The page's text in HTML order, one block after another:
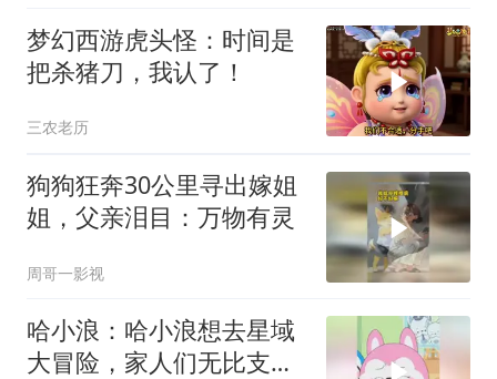
梦幻西游虎头怪：时间是
把杀猪刀，我认了！
三农老历
狗狗狂奔30公里寻出嫁姐
姐，父亲泪目：万物有灵
周哥一影视
哈小浪：哈小浪想去星域
大冒险，家人们无比支